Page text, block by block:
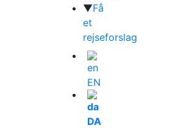
▼Få
et
rejseforslag
EN
DA